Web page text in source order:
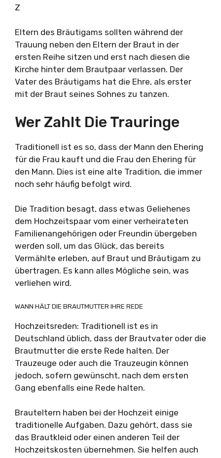
Z
Eltern des Bräutigams sollten während der
Trauung neben den Eltern der Braut in der
ersten Reihe sitzen und erst nach diesen die
Kirche hinter dem Brautpaar verlassen. Der
Vater des Bräutigams hat die Ehre, als erster
mit der Braut seines Sohnes zu tanzen.
Wer Zahlt Die Trauringe
Traditionell ist es so, dass der Mann den Ehering
für die Frau kauft und die Frau den Ehering für
den Mann. Dies ist eine alte Tradition, die immer
noch sehr häufig befolgt wird.
Die Tradition besagt, dass etwas Geliehenes
dem Hochzeitspaar vom einer verheirateten
Familienangehörigen oder Freundin übergeben
werden soll, um das Glück, das bereits
Vermählte erleben, auf Braut und Bräutigam zu
übertragen. Es kann alles Mögliche sein, was
verliehen wird.
WANN HÄLT DIE BRAUTMUTTER IHRE REDE
Hochzeitsreden: Traditionell ist es in
Deutschland üblich, dass der Brautvater oder die
Brautmutter die erste Rede halten. Der
Trauzeuge oder auch die Trauzeugin können
jedoch, sofern gewünscht, nach dem ersten
Gang ebenfalls eine Rede halten.
Brauteltern haben bei der Hochzeit einige
traditionelle Aufgaben. Dazu gehört, dass sie
das Brautkleid oder einen anderen Teil der
Hochzeitskosten übernehmen. Sie helfen auch